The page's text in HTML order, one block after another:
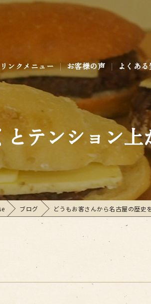
リンクメニュー お客様の声 よくある
テンション上
ブログ どうもお客さんから名古屋の歴史